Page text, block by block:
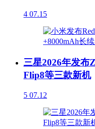
4 07.15
三星2026年发布
Flip8等三款新机
5 07.12